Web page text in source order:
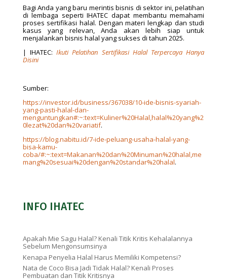
Bagi Anda yang baru merintis bisnis di sektor ini, pelatihan
di lembaga seperti IHATEC dapat membantu memahami
proses sertifikasi halal. Dengan materi lengkap dan studi
kasus yang relevan, Anda akan lebih siap untuk
menjalankan bisnis halal yang sukses di tahun 2025.
| IHATEC:Ikuti Pelatihan Sertifikasi Halal Terpercaya Hanya
Disini
Sumber:
https://investor.id/business/367038/10-ide-bisnis-syariah-
yang-pasti-halal-dan-
menguntungkan#:~:text=Kuliner%20Halal,halal%20yang%2
0lezat%20dan%20variatif.
https://blog.nabitu.id/7-ide-peluang-usaha-halal-yang-
bisa-kamu-
coba/#:~:text=Makanan%20dan%20Minuman%20halal,me
mang%20sesuai%20dengan%20standar%20halal.
INFO IHATEC
Apakah Mie Sagu Halal? Kenali Titik Kritis Kehalalannya
Sebelum Mengonsumsinya
Kenapa Penyelia Halal Harus Memiliki Kompetensi?
Nata de Coco Bisa Jadi Tidak Halal? Kenali Proses
Pembuatan dan Titik Kritisnya